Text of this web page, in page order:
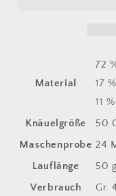
Material
72
17
11
Knäuelgröße
50
Maschenprobe 24
Lauflänge
50
Verbrauch
Gr.